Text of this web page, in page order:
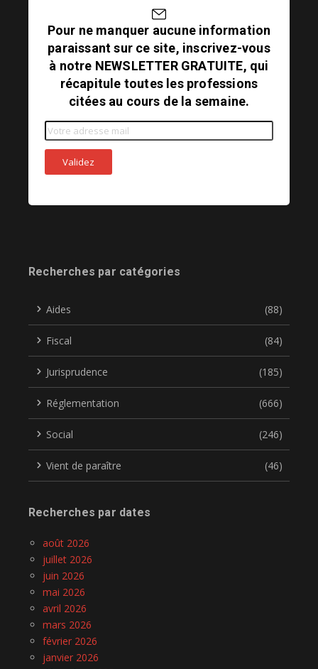
Pour ne manquer aucune information
paraissant sur ce site, inscrivez-vous
à notre NEWSLETTER GRATUITE, qui
récapitule toutes les professions
citées au cours de la semaine.
Recherches par catégories
Aides (88)
Fiscal (84)
Jurisprudence (185)
Réglementation (666)
Social (246)
Vient de paraître (46)
Recherches par dates
août 2026
juillet 2026
juin 2026
mai 2026
avril 2026
mars 2026
février 2026
janvier 2026